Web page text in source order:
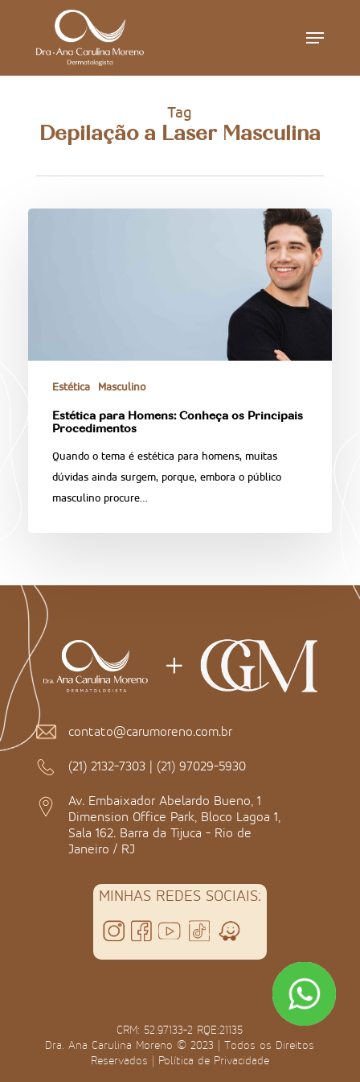
Menu
Tag
Depilação a Laser Masculina
Estética Masculino
Estética para Homens: Conheça os Principais
Procedimentos
Quando o tema é estética para homens, muitas
dúvidas ainda surgem, porque, embora o público
masculino procure…
contato@carumoreno.com.br
(21) 2132-7303 | (21) 97029-5930
Av. Embaixador Abelardo Bueno, 1
Dimension Office Park, Bloco Lagoa 1,
Sala 162. Barra da Tijuca - Rio de
Janeiro / RJ
MINHAS REDES SOCIAIS:
CRM: 52.97133-2 RQE:21135
Dra. Ana Carulina Moreno © 2023 | Todos os Direitos
Reservados | Política de Privacidade